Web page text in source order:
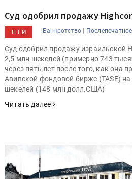
Суд одобрил продажу
ТЕГИ Банкротство |
Суд одобрил продажу израильской
2,5 млн шекелей (примерно 743
через пять лет после того, как она
Авивской фондовой бирже (TASE)
шекелей (148 млн долл.США)
Читать далее